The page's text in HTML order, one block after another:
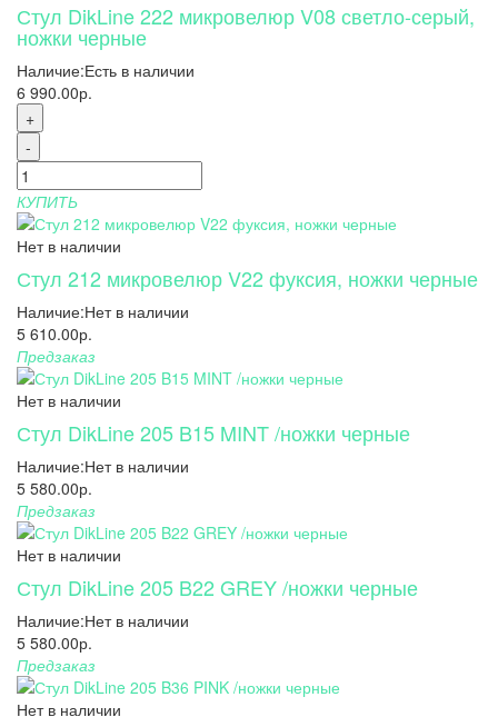
Стул DikLine 222 микровелюр V08 светло-серый,
ножки черные
Наличие:Есть в наличии
6 990.00р.
+
-
КУПИТЬ
Нет в наличии
Стул 212 микровелюр V22 фуксия, ножки черные
Наличие:Нет в наличии
5 610.00р.
Предзаказ
Нет в наличии
Стул DikLine 205 B15 MINT /ножки черные
Наличие:Нет в наличии
5 580.00р.
Предзаказ
Нет в наличии
Стул DikLine 205 B22 GREY /ножки черные
Наличие:Нет в наличии
5 580.00р.
Предзаказ
Нет в наличии